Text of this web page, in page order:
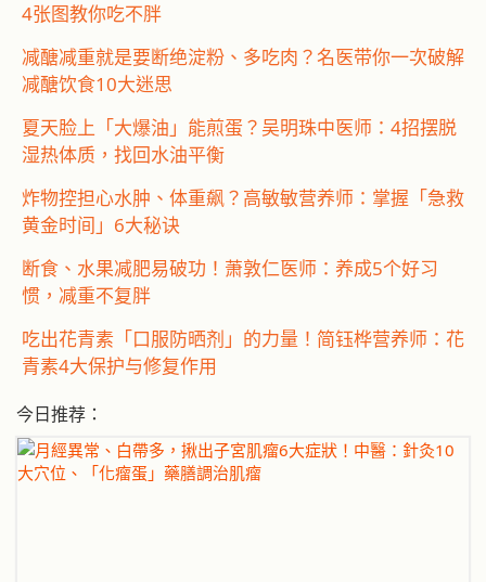
4张图教你吃不胖
减醣减重就是要断绝淀粉、多吃肉？名医带你一次破解
减醣饮食10大迷思
夏天脸上「大爆油」能煎蛋？吴明珠中医师：4招摆脱
湿热体质，找回水油平衡
炸物控担心水肿、体重飙？高敏敏营养师：掌握「急救
黄金时间」6大秘诀
断食、水果减肥易破功！萧敦仁医师：养成5个好习
惯，减重不复胖
吃出花青素「口服防晒剂」的力量！简钰桦营养师：花
青素4大保护与修复作用
今日推荐：